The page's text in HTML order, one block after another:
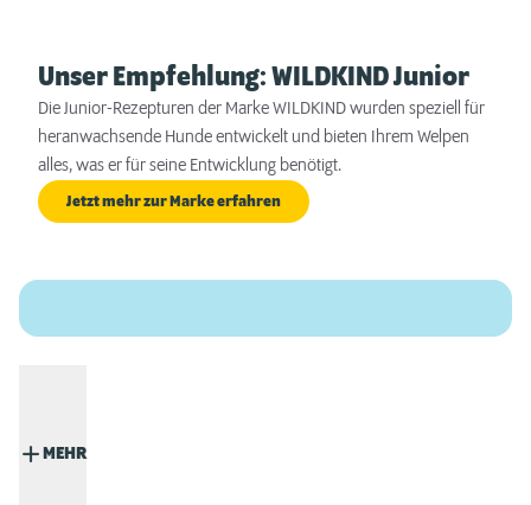
Unser Empfehlung: WILDKIND Junior
Die Junior-Rezepturen der Marke WILDKIND wurden speziell für
heranwachsende Hunde entwickelt und bieten Ihrem Welpen
alles, was er für seine Entwicklung benötigt.
Jetzt mehr zur Marke erfahren
MEHR